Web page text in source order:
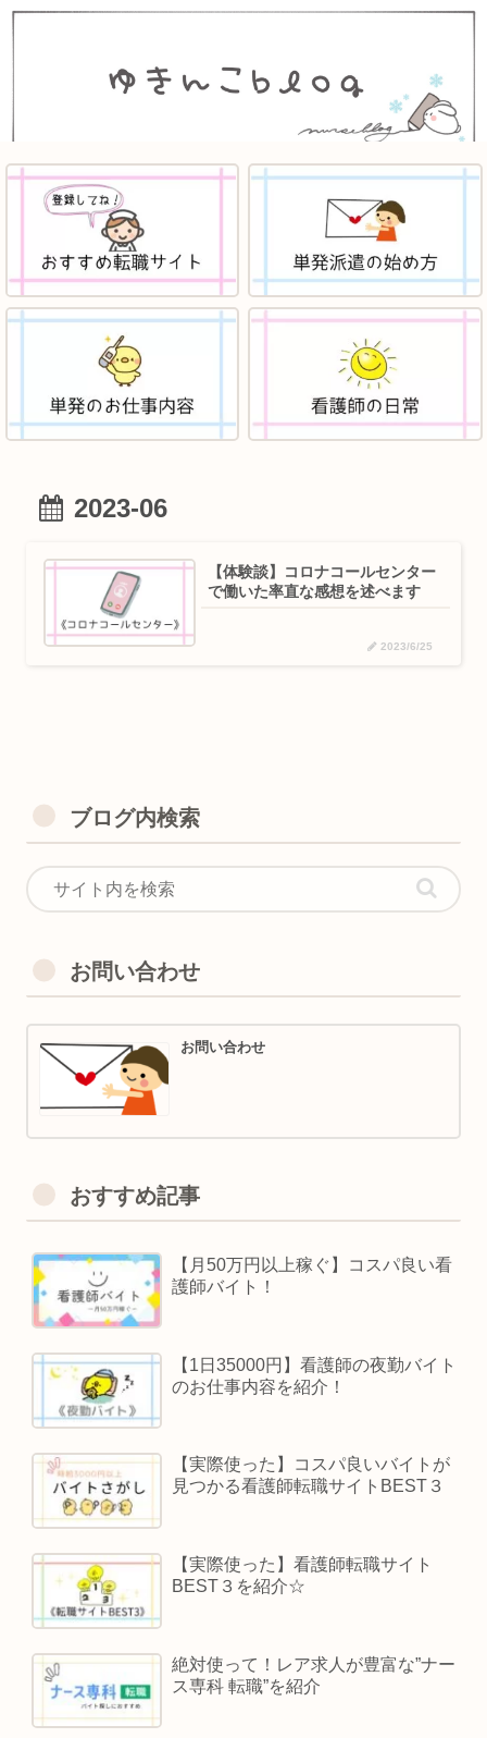
2023-06
【体験談】コロナコールセンター
で働いた率直な感想を述べます
2023/6/25
ブログ内検索
お問い合わせ
お問い合わせ
おすすめ記事
【月50万円以上稼ぐ】コスパ良い看
護師バイト！
【1日35000円】看護師の夜勤バイト
のお仕事内容を紹介！
【実際使った】コスパ良いバイトが
見つかる看護師転職サイトBEST３
【実際使った】看護師転職サイト
BEST３を紹介☆
絶対使って！レア求人が豊富な”ナー
ス専科 転職”を紹介